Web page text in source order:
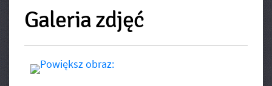
Galeria zdjęć